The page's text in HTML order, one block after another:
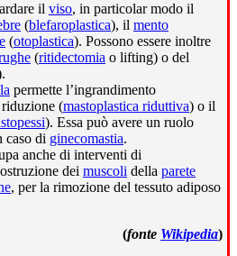
il viso, in particolar modo il
(blefaroplastica), il mento
(otoplastica). Possono essere inoltre
(ritidectomia o lifting) o del
permette l’ingrandimento
(mastoplastica riduttiva) o il
). Essa può avere un ruolo
caso di ginecomastia.
anche di interventi di
dei muscoli della parete
, per la rimozione del tessuto adiposo
(fonte Wikipedia)